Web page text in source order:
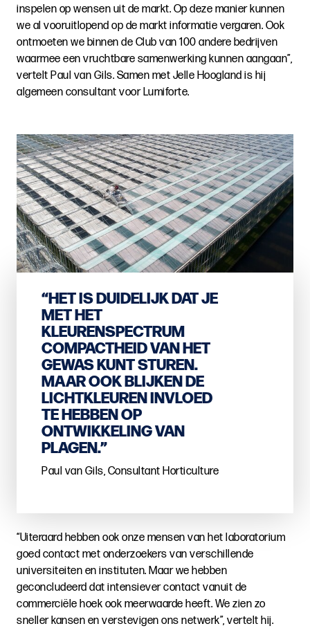
inspelen op wensen uit de markt. Op deze manier kunnen
we al vooruitlopend op de markt informatie vergaren. Ook
ontmoeten we binnen de Club van 100 andere bedrijven
waarmee een vruchtbare samenwerking kunnen aangaan”,
vertelt Paul van Gils. Samen met Jelle Hoogland is hij
algemeen consultant voor Lumiforte.
“HET IS DUIDELIJK DAT JE
MET HET
KLEURENSPECTRUM
COMPACTHEID VAN HET
GEWAS KUNT STUREN.
MAAR OOK BLIJKEN DE
LICHTKLEUREN INVLOED
TE HEBBEN OP
ONTWIKKELING VAN
PLAGEN.”
Paul van Gils, Consultant Horticulture
“Uiteraard hebben ook onze mensen van het laboratorium
goed contact met onderzoekers van verschillende
universiteiten en instituten. Maar we hebben
geconcludeerd dat intensiever contact vanuit de
commerciële hoek ook meerwaarde heeft. We zien zo
sneller kansen en verstevigen ons netwerk”, vertelt hij.